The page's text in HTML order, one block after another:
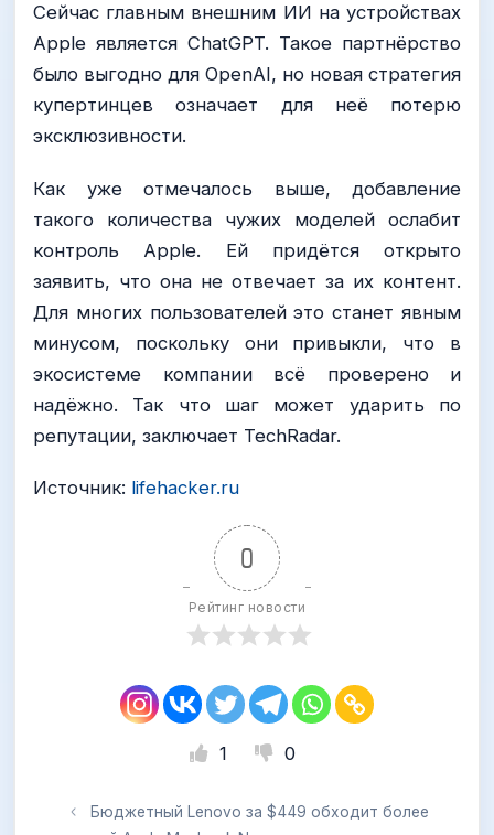
Сейчас главным внешним ИИ на устройствах
Apple является ChatGPT. Такое партнёрство
было выгодно для OpenAI, но новая стратегия
купертинцев означает для неё потерю
эксклюзивности.
Как уже отмечалось выше, добавление
такого количества чужих моделей ослабит
контроль Apple. Ей придётся открыто
заявить, что она не отвечает за их контент.
Для многих пользователей это станет явным
минусом, поскольку они привыкли, что в
экосистеме компании всё проверено и
надёжно. Так что шаг может ударить по
репутации, заключает TechRadar.
Источник: lifehacker.ru
0
Рейтинг новости
1 0
Бюджетный Lenovo за $449 обходит более